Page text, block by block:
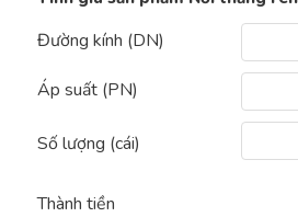
Đường kính (DN)
Áp suất (PN)
Số lượng (cái)
Thành tiền